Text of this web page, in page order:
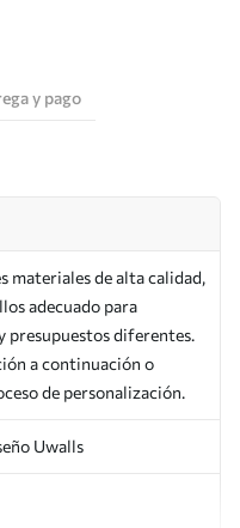
y pago
materiales de alta calidad,
adecuado para
presupuestos diferentes.
a continuación o
de personalización.
Uwalls